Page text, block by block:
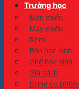
Trường học
Màn chiếu
Máy chiếu
Rèm
Bàn học sinh
Ghế học sinh
Giá sách
Dụng cụ